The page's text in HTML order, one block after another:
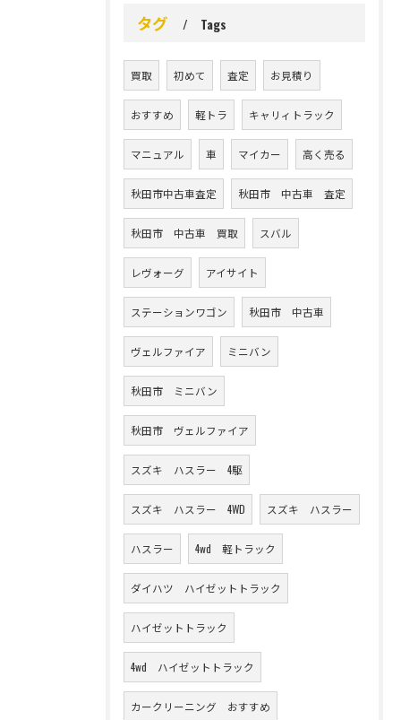
タグ Tags
買取 初めて 査定 お見積り
おすすめ 軽トラ キャリィトラック
マニュアル 車 マイカー 高く売る
秋田市中古車査定 秋田市 中古車 査定
秋田市 中古車 買取 スバル
レヴォーグ アイサイト
ステーションワゴン 秋田市 中古車
ヴェルファイア ミニバン
秋田市 ミニバン
秋田市 ヴェルファイア
スズキ ハスラー 4駆
スズキ ハスラー 4WD スズキ ハスラー
ハスラー 4wd 軽トラック
ダイハツ ハイゼットトラック
ハイゼットトラック
4wd ハイゼットトラック
カークリーニング おすすめ